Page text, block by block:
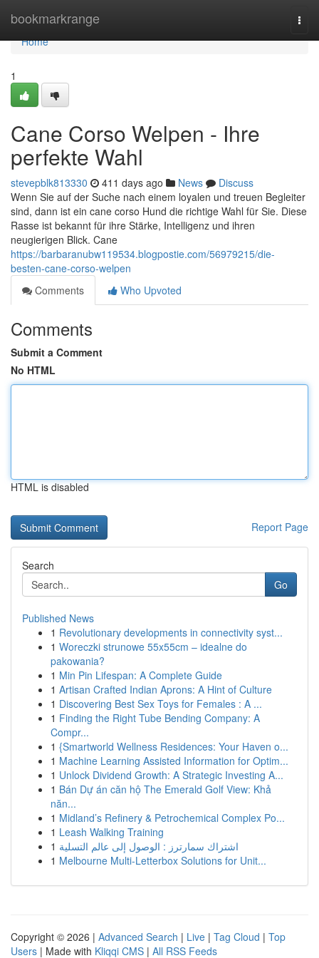
bookmarkrange
Home
Home
1
Cane Corso Welpen - Ihre
perfekte Wahl
stevepblk813330 411 days ago News
Discuss
Wenn Sie auf der Suche nach einem loyalen und treuen Begleiter
sind, dann ist ein cane corso Hund die richtige Wahl für Sie. Diese
Rasse ist bekannt für ihre Stärke, Intelligenz und ihren
neugierigen Blick. Cane
https://barbaranubw119534.blogpostie.com/56979215/die-
besten-cane-corso-welpen
Comments
Who Upvoted
Comments
Submit a Comment
No HTML
HTML is disabled
Report Page
Search
Go
Published News
1 Revolutionary developments in connectivity syst...
1 Woreczki strunowe 55x55cm – idealne do
pakowania?
1 Min Pin Lifespan: A Complete Guide
1 Artisan Crafted Indian Aprons: A Hint of Culture
1 Discovering Best Sex Toys for Females : A ...
1 Finding the Right Tube Bending Company: A
Compr...
1 {Smartworld Wellness Residences: Your Haven o...
1 Machine Learning Assisted Information for Optim...
1 Unlock Dividend Growth: A Strategic Investing A...
1 Bán Dự án căn hộ The Emerald Golf View: Khả
năn...
1 Midland’s Refinery & Petrochemical Complex Po...
1 Leash Walking Training
1 اشتراك سمارترز : الوصول إلى عالم التسلية
1 Melbourne Multi-Letterbox Solutions for Unit...
Copyright © 2026 | Advanced Search | Live | Tag Cloud | Top
Users | Made with Kliqqi CMS | All RSS Feeds